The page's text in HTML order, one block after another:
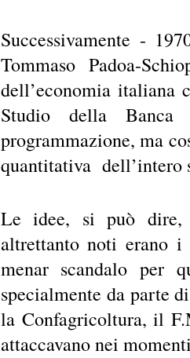
Successivamente -
Tommaso Padoa-
dell’economia italiana
Studio della
programmazione, ma
quantitativa dell’intero
Le idee, si può dire,
altrettanto noti erano
menar scandalo per
specialmente da parte
la Confagricoltura, il
attaccavano nei